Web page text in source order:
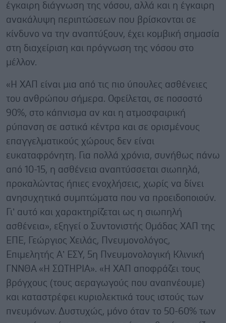
έγκαιρη διάγνωση της νόσου, αλλά και η έγκαιρη
ανακάλυψη περιπτώσεων που βρίσκονται σε
κίνδυνο να την αναπτύξουν, έχει κομβική σημασία
στη διαχείριση και πρόγνωση της νόσου στο
μέλλον.
«Η ΧΑΠ είναι μια από τις πιο ύπουλες ασθένειες
του ανθρώπου σήμερα. Οφείλεται, σε ποσοστό
90%, στο κάπνισμα αν και η ατμοσφαιρική
ρύπανση σε αστικά κέντρα και σε ορισμένους
επαγγελματικούς χώρους δεν είναι
ευκαταφρόνητη. Για πολλά χρόνια, συνήθως πάνω
από 10-15, η ασθένεια αναπτύσσεται σιωπηλά,
προκαλώντας ήπιες ενοχλήσεις, χωρίς να δίνει
ανησυχητικά συμπτώματα που να προειδοποιούν.
Γι’ αυτό και χαρακτηρίζεται ως η σιωπηλή
ασθένεια», εξηγεί ο Συντονιστής Ομάδας ΧΑΠ της
ΕΠΕ, Γεώργιος Χειλάς, Πνευμονολόγος,
Επιμελητής Α’ ΕΣΥ, 5η Πνευμονολογική Κλινική
ΓΝΝΘΑ «Η ΣΩΤΗΡΙΑ». «Η ΧΑΠ αποφράζει τους
βρόγχους (τους αεραγωγούς που αναπνέουμε)
και καταστρέφει κυριολεκτικά τους ιστούς των
πνευμόνων. Δυστυχώς, μόνο όταν το 50-60% των